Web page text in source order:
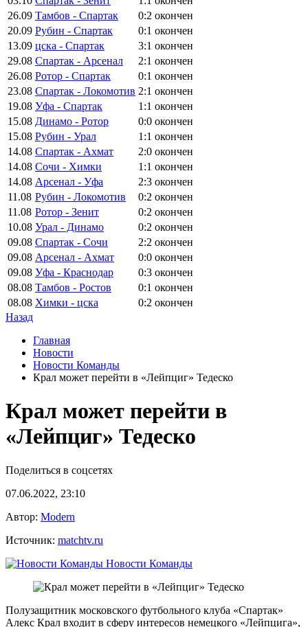
26.09 Тамбов - Спартак 0:2 окончен
20.09 Рубин - Спартак 0:1 окончен
13.09 цска - Спартак 3:1 окончен
29.08 Спартак - Арсенал 2:1 окончен
26.08 Ротор - Спартак 0:1 окончен
23.08 Спартак - Локомотив 2:1 окончен
19.08 Уфа - Спартак 1:1 окончен
15.08 Динамо - Ротор 0:0 окончен
15.08 Рубин - Урал 1:1 окончен
14.08 Спартак - Ахмат 2:0 окончен
14.08 Сочи - Химки 1:1 окончен
14.08 Арсенал - Уфа 2:3 окончен
11.08 Рубин - Локомотив 0:2 окончен
11.08 Ротор - Зенит 0:2 окончен
10.08 Урал - Динамо 0:2 окончен
09.08 Спартак - Сочи 2:2 окончен
09.08 Арсенал - Ахмат 0:0 окончен
09.08 Уфа - Краснодар 0:3 окончен
08.08 Тамбов - Ростов 0:1 окончен
08.08 Химки - цска 0:2 окончен
Назад
Главная
Новости
Новости Команды
Крал может перейти в «Лейпциг» Тедеско
Крал может перейти в
«Лейпциг» Тедеско
Поделиться в соцсетях
07.06.2022, 23:10
Автор: Modern
Источник: matchtv.ru
Новости Команды
Полузащитник московского футбольного клуба «Спартак»
Алекс Крал входит в сферу интересов немецкого «Лейпцига»,